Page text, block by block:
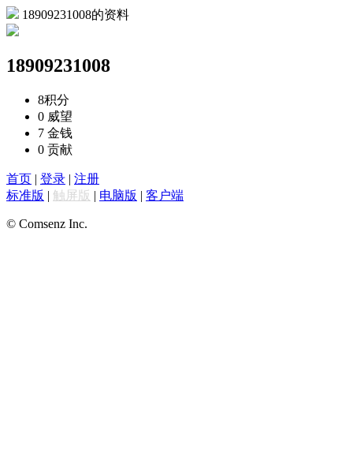
18909231008的资料
18909231008
8积分
0 威望
7 金钱
0 贡献
首页 | 登录 | 注册
标准版 | 触屏版 | 电脑版 | 客户端
© Comsenz Inc.